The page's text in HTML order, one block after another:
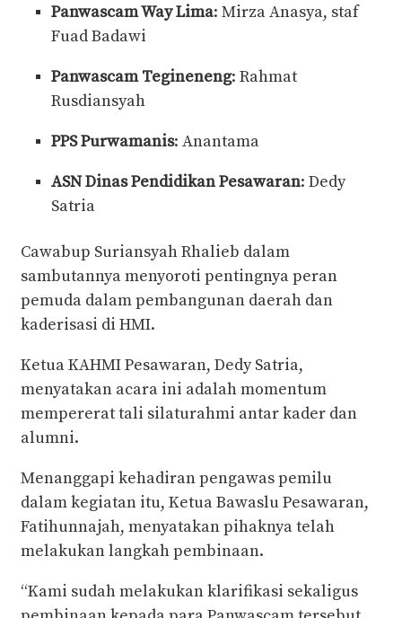
Panwascam Way Lima: Mirza Anasya, staf
Fuad Badawi
Panwascam Tegineneng: Rahmat
Rusdiansyah
PPS Purwamanis: Anantama
ASN Dinas Pendidikan Pesawaran: Dedy
Satria
Cawabup Suriansyah Rhalieb dalam
sambutannya menyoroti pentingnya peran
pemuda dalam pembangunan daerah dan
kaderisasi di HMI.
Ketua KAHMI Pesawaran, Dedy Satria,
menyatakan acara ini adalah momentum
mempererat tali silaturahmi antar kader dan
alumni.
Menanggapi kehadiran pengawas pemilu
dalam kegiatan itu, Ketua Bawaslu Pesawaran,
Fatihunnajah, menyatakan pihaknya telah
melakukan langkah pembinaan.
“Kami sudah melakukan klarifikasi sekaligus